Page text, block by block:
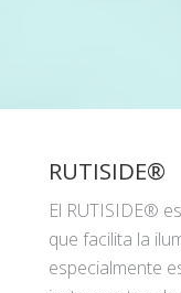
RUTISIDE®
El RUTISIDE®
que facilita la
especialmente